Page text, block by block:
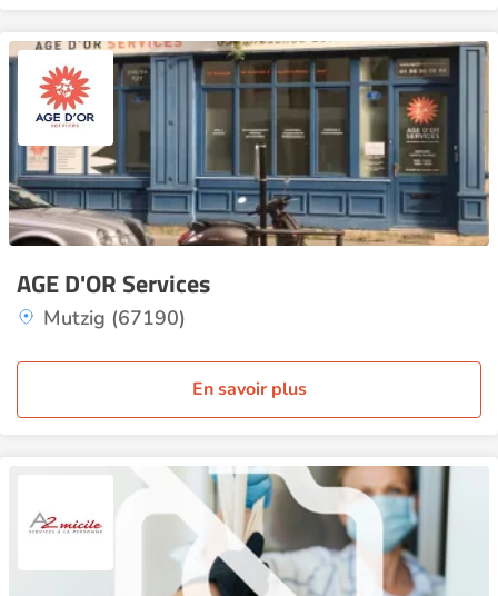
AGE D'OR Services
Mutzig (67190)
En savoir plus